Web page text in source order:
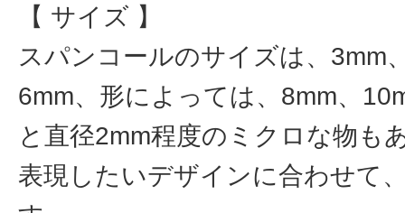
【 サイズ 】
スパンコールのサイズは、3mm
6mm、形によっては、8mm、
と直径2mm程度のミクロな物も
表現したいデザインに合わせて